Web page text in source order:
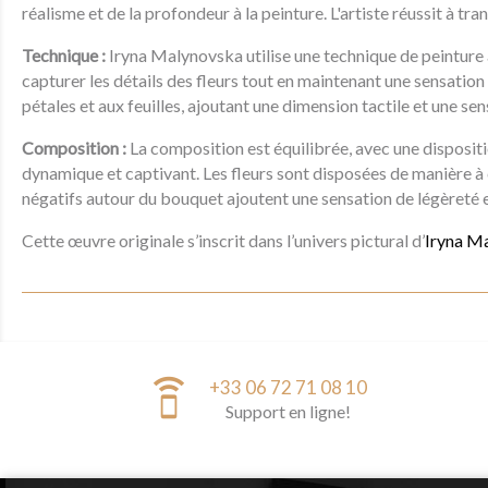
réalisme et de la profondeur à la peinture. L'artiste réussit à
Technique : Iryna Malynovska utilise une technique de
capturer les détails des fleurs tout en maintenant une
pétales et aux feuilles, ajoutant une dimension tactile et une
Composition : La composition est équilibrée, avec une
dynamique et captivant. Les fleurs sont disposées de manière
négatifs autour du bouquet ajoutent une sensation de
Cette œuvre originale s’inscrit dans l’univers pictural d’Iryna
speaker_phone +33 06 72 71 08 10
Support en ligne!